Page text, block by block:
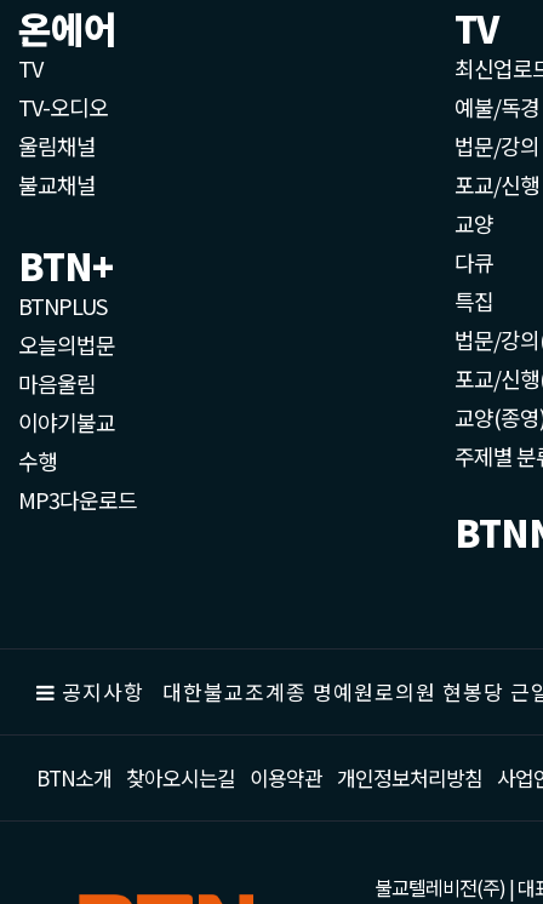
온에어
TV
TV-오디오
울림채널
불교채널
BTN+
BTNPLUS
오늘의법문
마음울림
이야기불교
수행
MP3다운로드
TV
최신업로
예불/독경
법문/강의
포교/신행
교양
다큐
특집
법문/강
포교/신
교양(종
주제별 분
공지사항 대한불교조계종 명예원로의원 현봉당
BTN소개 찾아오시는길 이용약관 개인정보처리방침 사업
불교텔레비전(주) | 대